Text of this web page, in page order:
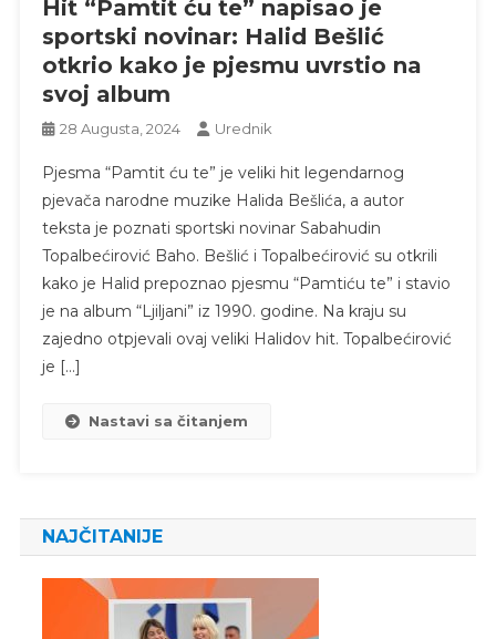
Hit “Pamtit ću te” napisao je
sportski novinar: Halid Bešlić
otkrio kako je pjesmu uvrstio na
svoj album
28 Augusta, 2024 Urednik
Pjesma “Pamtit ću te” je veliki hit legendarnog
pjevača narodne muzike Halida Bešlića, a autor
teksta je poznati sportski novinar Sabahudin
Topalbećirović Baho. Bešlić i Topalbećirović su otkrili
kako je Halid prepoznao pjesmu “Pamtiću te” i stavio
je na album “Ljiljani” iz 1990. godine. Na kraju su
zajedno otpjevali ovaj veliki Halidov hit. Topalbećirović
je […]
Nastavi sa čitanjem
NAJČITANIJE